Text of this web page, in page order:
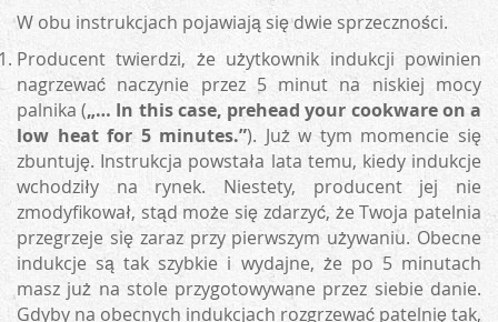
W obu instrukcjach pojawiają się dwie sprzeczności.
Producent twierdzi, że użytkownik indukcji powinien
nagrzewać naczynie przez 5 minut na niskiej mocy
palnika („… In this case, prehead your cookware on a
low heat for 5 minutes.”). Już w tym momencie się
zbuntuję. Instrukcja powstała lata temu, kiedy indukcje
wchodziły na rynek. Niestety, producent jej nie
zmodyfikował, stąd może się zdarzyć, że Twoja patelnia
przegrzeje się zaraz przy pierwszym używaniu. Obecne
indukcje są tak szybkie i wydajne, że po 5 minutach
masz już na stole przygotowywane przez siebie danie.
Gdyby na obecnych indukcjach rozgrzewać patelnię tak,